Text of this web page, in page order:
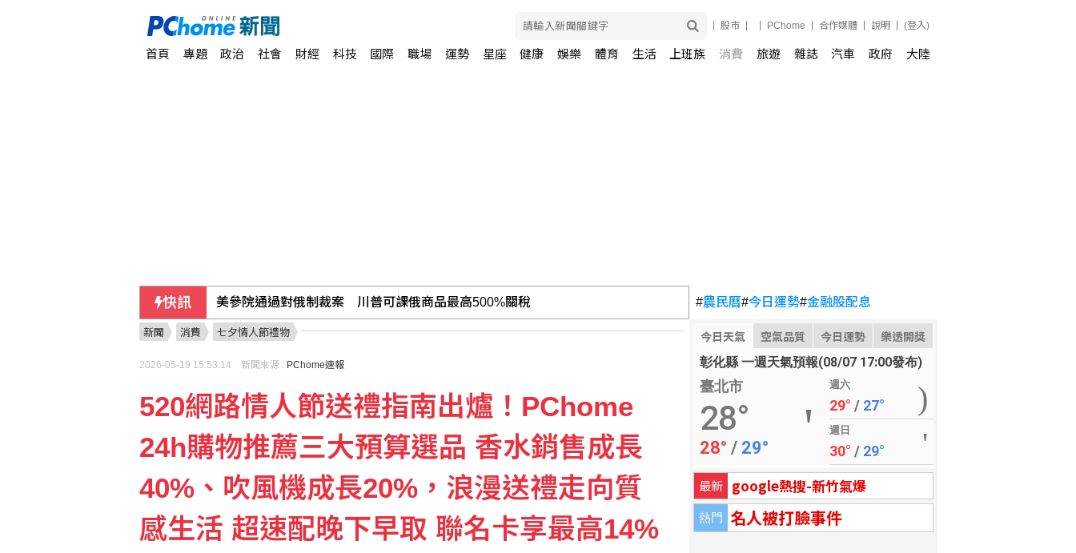
股市 PChome 合作媒體 說明 (登入)
首頁 專題 政治 社會 財經 科技 國際 職場 運勢 星座 健康 娛樂 體育 生活 上班族 消費 旅遊 雜誌 汽車 政府 大陸
快訊 美就業數據遜於預期升息風險降低 美股收紅 #農民曆#今日運勢#金融股配息
今日天氣 空氣品質 今日運勢 樂透開獎
彰化縣 一週天氣預報(08/07 17:00發布)
臺北市
28°
28° / 29°
週六
29° / 27°
週日
30° / 29°
最新 google熱搜-新竹氣爆
熱門 名人被打臉事件
新聞 消費 七夕情人節禮物
2026-05-19 15:53:14 新聞來源 : PChome速報
520網路情人節送禮指南出爐！PChome
24h購物推薦三大預算選品 香水銷售成長
40%、吹風機成長20%，浪漫送禮走向質
感生活 超速配晚下早取 聯名卡享最高14%